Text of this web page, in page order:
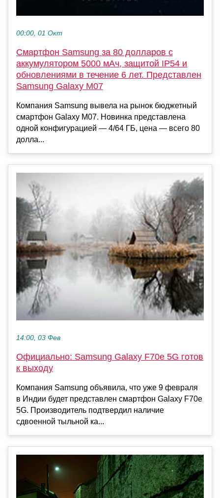
00:00, 01 Окт
Смартфон Samsung за 80 долларов с
аккумулятором 5000 мАч, защитой IP54 и
обновлениями в течение 6 лет. Представлен
Samsung Galaxy M07
Компания Samsung вывела на рынок бюджетный
смартфон Galaxy M07. Новинка представлена
одной конфигурацией — 4/64 ГБ, цена — всего 80
долла...
14:00, 03 Фев
Официально: Samsung Galaxy F70e 5G готов
к выходу
Компания Samsung объявила, что уже 9 февраля
в Индии будет представлен смартфон Galaxy F70e
5G. Производитель подтвердил наличие
сдвоенной тыльной ка...